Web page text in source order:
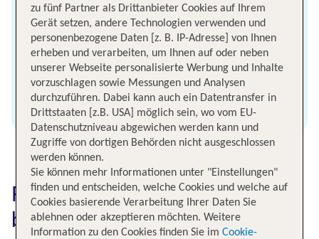
USA Flüge finden
Flugtickets ab Karlsruhe
buchen
zu fünf Partner als Drittanbieter Cookies auf Ihrem
Gerät setzen, andere Technologien verwenden und
personenbezogene Daten [z. B. IP-Adresse] von Ihnen
erheben und verarbeiten, um Ihnen auf oder neben
unserer Webseite personalisierte Werbung und Inhalte
vorzuschlagen sowie Messungen und Analysen
durchzuführen. Dabei kann auch ein Datentransfer in
Drittstaaten [z.B. USA] möglich sein, wo vom EU-
Datenschutzniveau abgewichen werden kann und
Zugriffe von dortigen Behörden nicht ausgeschlossen
werden können.
Sie können mehr Informationen unter "Einstellungen"
finden und entscheiden, welche Cookies und welche auf
Cookies basierende Verarbeitung Ihrer Daten Sie
ablehnen oder akzeptieren möchten. Weitere
Information zu den Cookies finden Sie im Cookie-